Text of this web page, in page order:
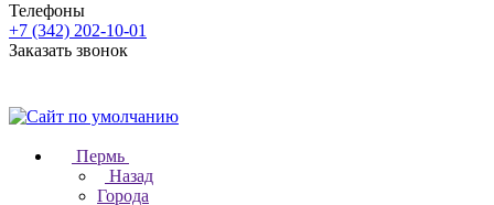
Телефоны
+7 (342) 202-10-01
Заказать звонок
Пермь
Назад
Города